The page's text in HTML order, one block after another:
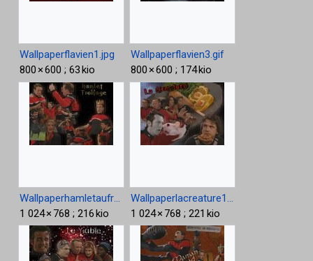
Wallpaperflavien1.jpg
800 × 600 ; 63 kio
Wallpaperflavien3.gif
800 × 600 ; 174 kio
1 024 × 768 ; 216 kio
1 024 × 768 ; 221 kio